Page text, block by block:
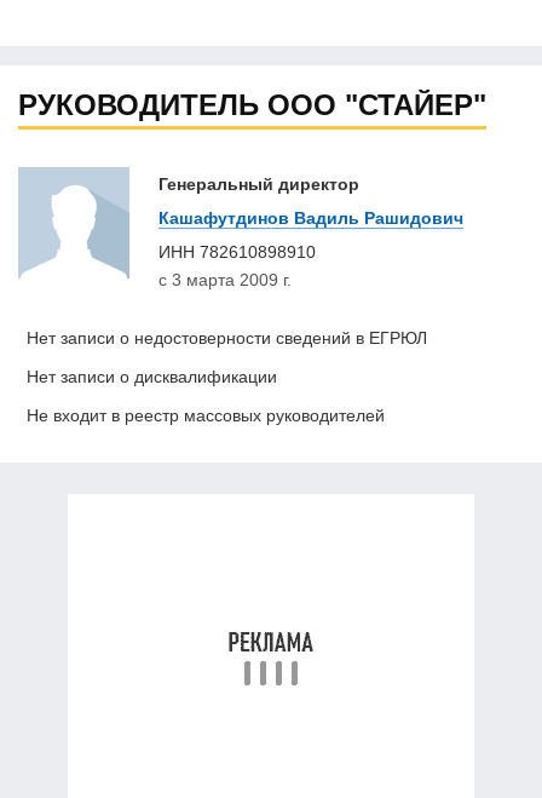
РУКОВОДИТЕЛЬ ООО "СТАЙЕР"
Генеральный директор
Кашафутдинов Вадиль Рашидович
ИНН 782610898910
с 3 марта 2009 г.
Нет записи о недостоверности сведений в ЕГРЮЛ
Нет записи о дисквалификации
Не входит в реестр массовых руководителей